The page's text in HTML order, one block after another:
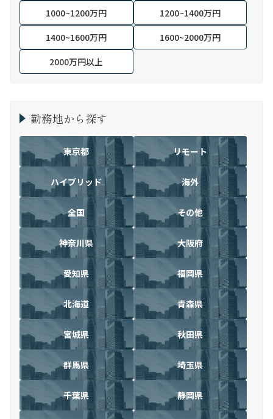
1000~1200万円
1200~1400万円
1400~1600万円
1600~2000万円
2000万円以上
勤務地から探す
東京都 リモート
ハイブリッド 海外
全国 その他
神奈川県 大阪府
愛知県 福岡県
北海道 青森県
宮城県 秋田県
群馬県 埼玉県
千葉県 静岡県